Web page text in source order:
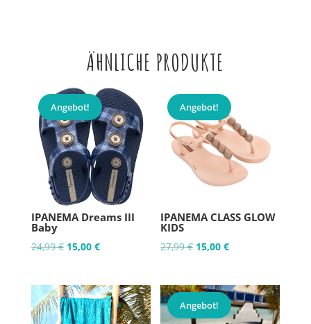
ÄHNLICHE PRODUKTE
Angebot!
IPANEMA Dreams III
Baby
24,99€ Ursprünglicher
war:
24,99 €
15,00 €Aktueller
ist:
15,00 €.
Angebot!
IPANEMA CLASS GLOW
KIDS
27,99€ Ursprünglicher
war:
27,99 €
15,00€Aktueller
ist:
15,00 €.
Angebot!